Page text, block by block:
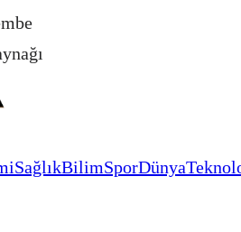
SağlıkBilimSporDünya